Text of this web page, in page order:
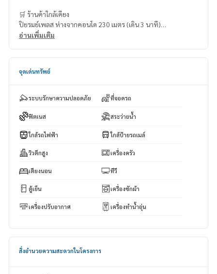
🛒 ร้านค้าใกล้เคียง
ปิยรมย์เพลส ห่างจากคอนโด 230 เมตร (เดิน 3 นาที)
ท็อปส์มาร์เก็ต (ปิยรมย์) – 230 เมตร (เดิน 3 นาที)
อ่านเพิ่มเติม
จุดเด่นทรัพย์
ระบบรักษาความปลอดภัย ที่จอดรถ
ฟิตเนส สระว่ายน้ำ
ใกล้รถไฟฟ้า ใกล้ป้ายรถเมล์
วิวตึกสูง เครื่องครัว
เตียงนอน ทีวี
ตู้เย็น เครื่องซักผ้า
เครื่องปรับอากาศ เครื่องทำน้ำอุ่น
สิ่งอำนวยความสะดวกในโครงการ